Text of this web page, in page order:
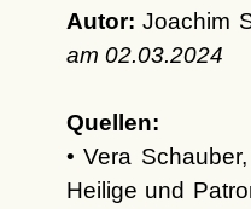
Autor: Joachim
am 02.03.2024
Quellen:
• Vera
Heilige und